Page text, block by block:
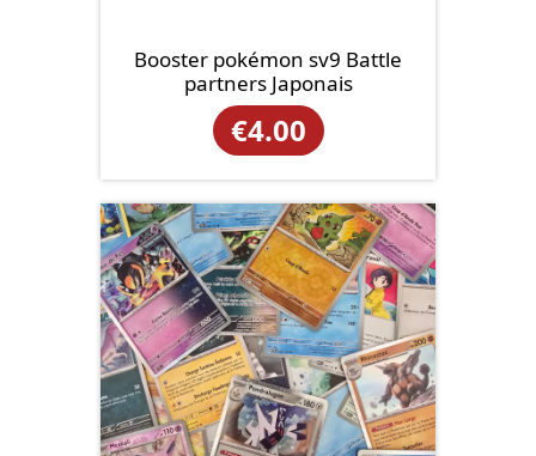
Booster pokémon sv9 Battle
partners Japonais
€4.00